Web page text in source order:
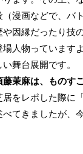
漫画などで、バ
因縁だったり技
人物っています
舞台展開です。
藤茉麻は、ものす
をレポした際に
てきましたが、